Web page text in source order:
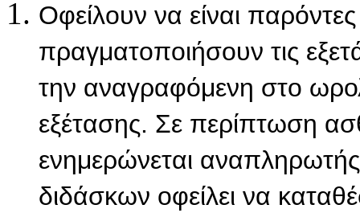
Οφείλουν να είναι
πραγματοποιήσουν τις
την αναγραφόμενη στο
εξέτασης. Σε περίπτωση
ενημερώνεται
διδάσκων οφείλει να